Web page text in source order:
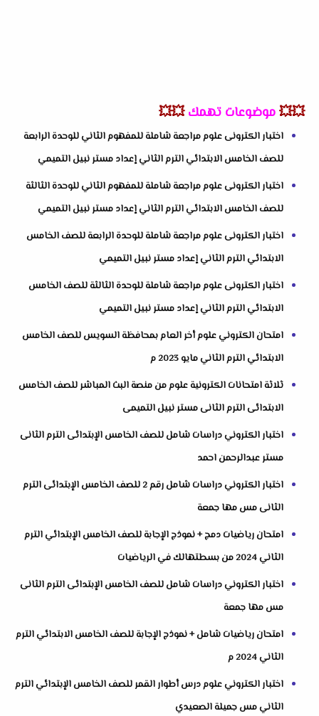
💥💥موضوعات تهمك 💥💥
اختبار الكترونى علوم مراجعة شاملة للمفهوم الثاني للوحدة الرابعة
للصف الخامس الابتدائي الترم الثاني إعداد مستر نبيل التميمي
اختبار الكترونى علوم مراجعة شاملة للمفهوم الثاني للوحدة الثالثة
للصف الخامس الابتدائي الترم الثاني إعداد مستر نبيل التميمي
اختبار الكترونى علوم مراجعة شاملة للوحدة الرابعة للصف الخامس
الابتدائي الترم الثاني إعداد مستر نبيل التميمي
اختبار الكترونى علوم مراجعة شاملة للوحدة الثالثة للصف الخامس
الابتدائي الترم الثاني إعداد مستر نبيل التميمي
امتحان الكتروني علوم أخر العام بمحافظة السويس للصف الخامس
الابتدائي الترم الثاني مايو 2023 م
ثلاثة امتحانات الكترونية علوم من منصة البث المباشر للصف الخامس
الابتدائى الترم الثانى مستر نبيل التميمى
اختبار الكتروني دراسات شامل للصف الخامس الإبتدائى الترم الثانى
مستر عبدالرحمن احمد
اختبار الكتروني دراسات شامل رقم 2 للصف الخامس الإبتدائى الترم
الثانى مس مها جمعة
امتحان رياضيات دمج + نموذج الإجابة للصف الخامس الإبتدائي الترم
الثاني 2024 من بسطتهالك في الرياضيات
اختبار الكتروني دراسات شامل للصف الخامس الإبتدائى الترم الثانى
مس مها جمعة
امتحان رياضيات شامل + نموذج الإجابة للصف الخامس الابتدائي الترم
الثاني 2024 م
اختبار الكتروني علوم درس أطوار القمر للصف الخامس الإبتدائي الترم
الثاني مس جميلة الصعيدي